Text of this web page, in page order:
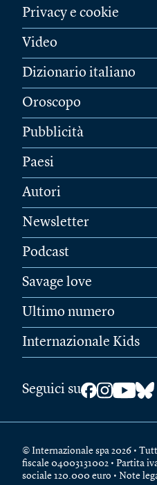
Privacy e cookie
Video
Dizionario italiano
Oroscopo
Pubblicità
Paesi
Autori
Newsletter
Podcast
Savage love
Ultimo numero
Internazionale Kids
Seguici su
© Internazionale spa 2026 •
fiscale 04003131002 • Partita
sociale 120.000 euro • Note